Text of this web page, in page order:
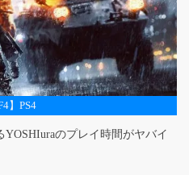
】PS4
YOSHIuraのプレイ時間がヤバイ